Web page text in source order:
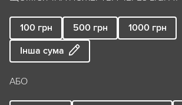
100 грн 500 грн 1000 грн
Інша сума
АБО